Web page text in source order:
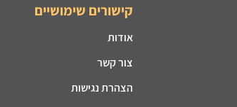
קישורים שימושיים
אודות
צור קשר
הצהרת נגישות